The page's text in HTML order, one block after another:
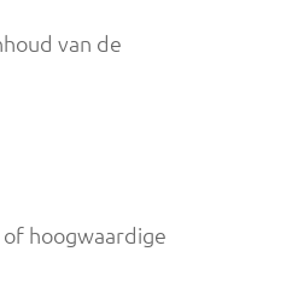
van de
of hoogwaardige